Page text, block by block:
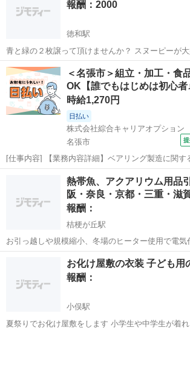
報酬：2000
徳和駅
青と緑の２枚譲って頂けませんか？ スヌーピーが大
すm(._.)m
三重 松阪市 徳和駅 買いたい/ください
＜名張市＞組立・加工・食
OK【誰でもはじめは初心
時給1,270円
日払い
株式会社綜合キャリアオプション
名張市
[仕事内容] 【業務内容詳細】ベアリング製造に関す
査ならびにそれらに付属する業務をお任せいたしま
す。 【取扱製品情報】自動車用ベアリング部品 。＋お仕事探しはコン
シェルスタッフにおまか...
名張市 工場
熱帯魚、アクアリウム用品
阪・奈良・京都・三重・滋賀
報酬：
桔梗が丘駅
お引っ越しや規模縮小、冬場のヒーター使用で電気
殖などの事情で生体や備品を譲ってもいいという方
よろしくお願い致します。 水槽丸ごとの取り外し、運搬などもさせて
頂き、 お伺いすることもできます。...
桔梗が丘駅 買いたい/くだ
お化け屋敷の衣装 子
報酬：
小俣駅
夏祭りでお化け屋敷をします 小学生や中学生が着れ